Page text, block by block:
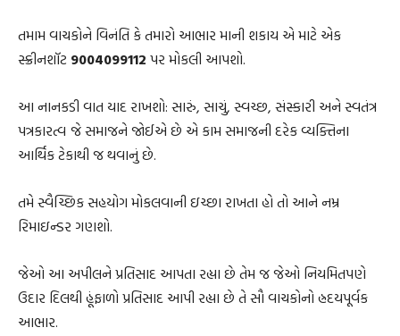
તમામ વાચકોને વિનંતિ કે તમારો આભાર માની શકાય એ માટે એક
સ્ક્રીનશૉટ 9004099112 પર મોકલી આપશો.
આ નાનકડી વાત યાદ રાખશો: સારું, સાચું, સ્વચ્છ, સંસ્કારી અને સ્વતંત્ર
પત્રકારત્વ જે સમાજને જોઈએ છે એ કામ સમાજની દરેક વ્યક્તિના
આર્થિક ટેકાથી જ થવાનું છે.
તમે સ્વૈચ્છિક સહયોગ મોકલવાની ઇચ્છા રાખતા હો તો આને નમ્ર
રિમાઇન્ડર ગણશો.
જેઓ આ અપીલને પ્રતિસાદ આપતા રહ્યા છે તેમ જ જેઓ નિયમિતપણે
ઉદાર દિલથી હૂંફાળો પ્રતિસાદ આપી રહ્યા છે તે સૌ વાચકોનો હ્રદયપૂર્વક
આભાર.